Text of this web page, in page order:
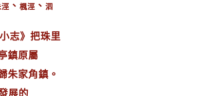
、 楓涇、 泗
志》 把珠里
鎮原屬
朱家角鎮。
展的